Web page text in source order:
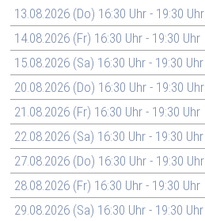
13.08.2026 (Do) 16:30 Uhr - 19:30 Uhr
14.08.2026 (Fr) 16:30 Uhr - 19:30 Uhr
15.08.2026 (Sa) 16:30 Uhr - 19:30 Uhr
20.08.2026 (Do) 16:30 Uhr - 19:30 Uhr
21.08.2026 (Fr) 16:30 Uhr - 19:30 Uhr
22.08.2026 (Sa) 16:30 Uhr - 19:30 Uhr
27.08.2026 (Do) 16:30 Uhr - 19:30 Uhr
28.08.2026 (Fr) 16:30 Uhr - 19:30 Uhr
29.08.2026 (Sa) 16:30 Uhr - 19:30 Uhr